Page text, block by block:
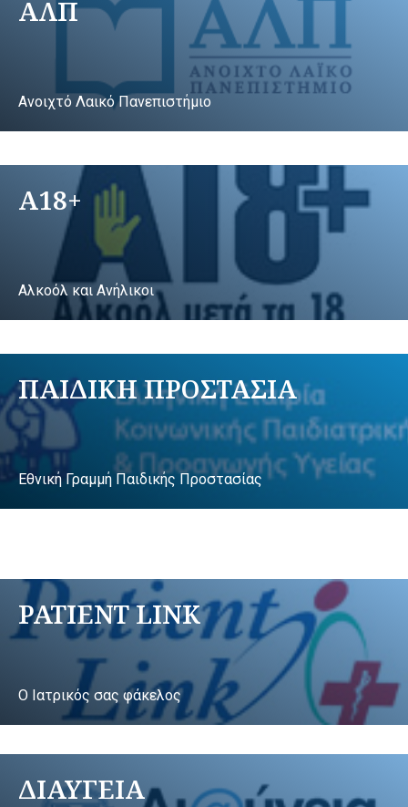
ΑΛΠ
Ανοιχτό Λαικό Πανεπιστήμιο
A18+
Αλκοόλ και Ανήλικοι
ΠΑΙΔΙΚΗ ΠΡΟΣΤΑΣΙΑ
Εθνική Γραμμή Παιδικής Προστασίας
PATIENT LINK
Ο Ιατρικός σας φάκελος
ΔΙΑΥΓΕΙΑ